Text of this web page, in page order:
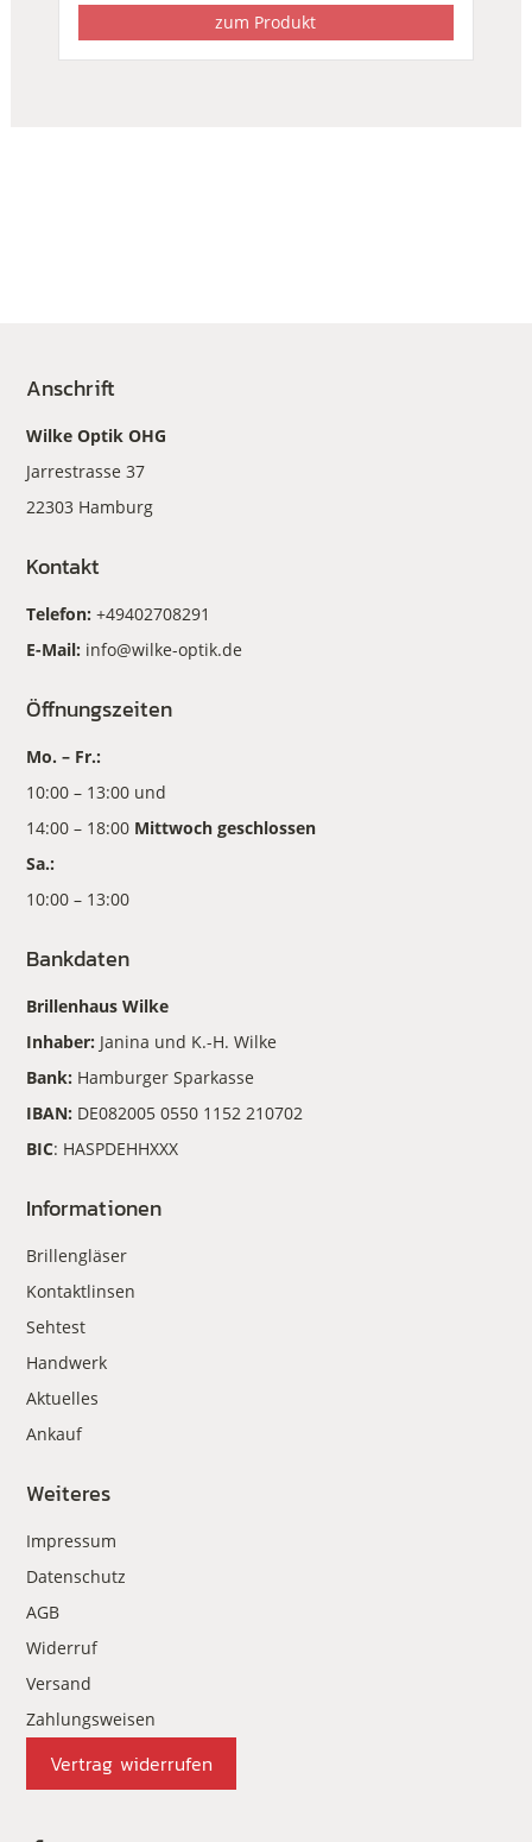
zum Produkt
Anschrift
Wilke Optik OHG
Jarrestrasse 37
22303 Hamburg
Kontakt
Telefon:+49402708291
E-Mail: info@wilke-optik.de
Öffnungszeiten
Mo. – Fr.:
10:00 – 13:00 und
14:00 – 18:00 Mittwoch geschlossen
Sa.:
10:00 – 13:00
Bankdaten
Brillenhaus Wilke
Inhaber: Janina und K.-H. Wilke
Bank: Hamburger Sparkasse
IBAN: DE082005 0550 1152 210702
BIC: HASPDEHHXXX
Informationen
Brillengläser
Kontaktlinsen
Sehtest
Handwerk
Aktuelles
Ankauf
Weiteres
Impressum
Datenschutz
AGB
Widerruf
Versand
Zahlungsweisen
Vertrag widerrufen